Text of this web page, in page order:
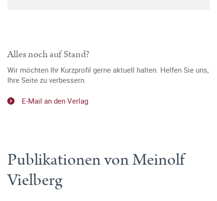
Alles noch auf Stand?
Wir möchten Ihr Kurzprofil gerne aktuell halten. Helfen Sie uns,
Ihre Seite zu verbessern.
E-Mail an den Verlag
Publikationen von Meinolf
Vielberg